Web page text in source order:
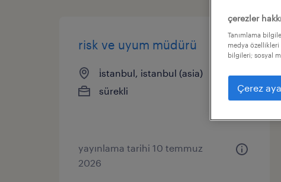
risk ve uyum müdürü
i̇stanbul, istanbul (asia)
sürekli
yayınlama tarihi 10 temmuz
2026
çerezler
Tanımlama
medya özellikleri
bilgileri; sosyal
Çerez